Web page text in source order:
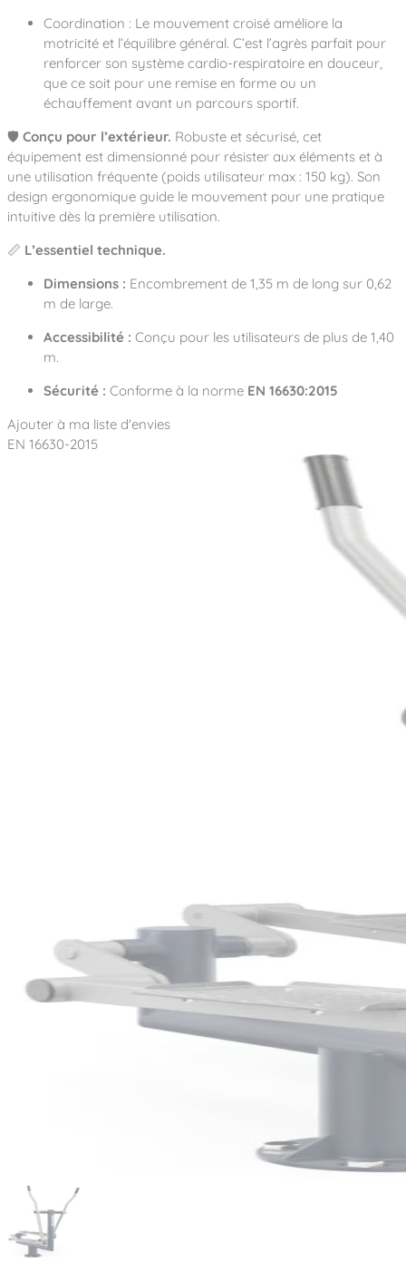
Nos sols amortissants
Catalogues
Coordination : Le mouvement croisé améliore la
motricité et l’équilibre général. C’est l’agrès parfait pour
renforcer son système cardio-respiratoire en douceur,
que ce soit pour une remise en forme ou un
échauffement avant un parcours sportif.
🛡️ Conçu pour l’extérieur. Robuste et sécurisé, cet
équipement est dimensionné pour résister aux éléments et à
une utilisation fréquente (poids utilisateur max : 150 kg). Son
design ergonomique guide le mouvement pour une pratique
intuitive dès la première utilisation.
📏 L’essentiel technique.
Dimensions : Encombrement de 1,35 m de long sur 0,62
m de large.
Accessibilité : Conçu pour les utilisateurs de plus de 1,40
m.
Sécurité : Conforme à la norme EN 16630:2015
Ajouter à ma liste d'envies
EN 16630-2015